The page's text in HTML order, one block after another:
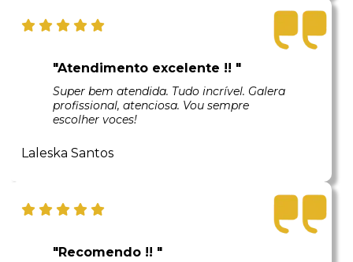
"Atendimento excelente !! "
Super bem atendida. Tudo incrível. Galera
profissional, atenciosa. Vou sempre
escolher voces!
Laleska Santos
"Recomendo !! "